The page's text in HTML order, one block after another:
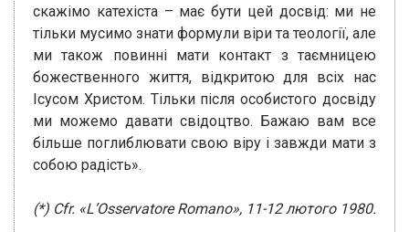
скажімо катехіста – має бути цей досвід: ми не
тільки мусимо знати формули віри та теології, але
ми також повинні мати контакт з таємницею
божественного життя, відкритою для всіх нас
Ісусом Христом. Тільки після особистого досвіду
ми можемо давати свідоцтво. Бажаю вам все
більше поглиблювати свою віру і завжди мати з
собою радість».
(*) Cfr. «L’Osservatore Romano», 11-12 лютого 1980.